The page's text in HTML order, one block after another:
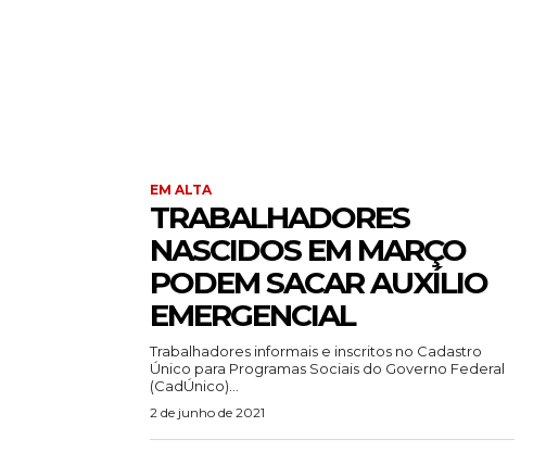
EM ALTA
TRABALHADORES
NASCIDOS EM MARÇO
PODEM SACAR AUXÍLIO
EMERGENCIAL
Trabalhadores informais e inscritos no Cadastro
Único para Programas Sociais do Governo Federal
(CadÚnico)...
2 de junho de 2021